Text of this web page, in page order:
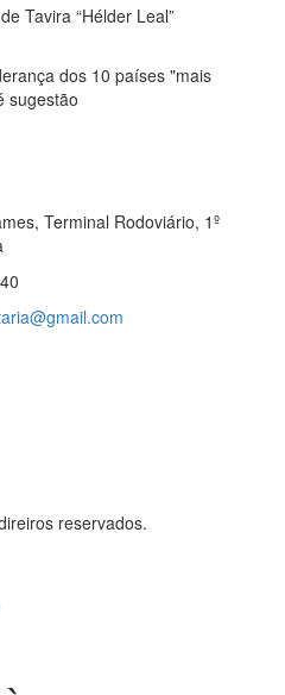
Tavira “Hélder Leal”
dos 10 países "mais
sugestão
Terminal Rodoviário, 1º
reservados.